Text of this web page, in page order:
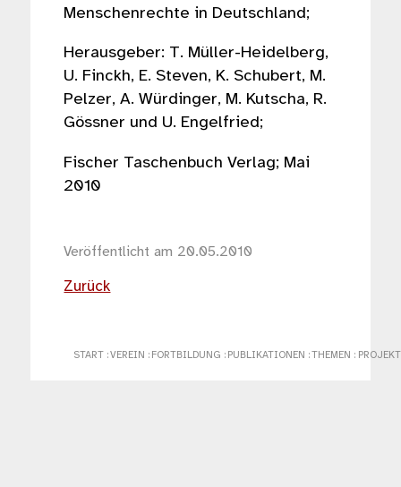
Menschenrechte in Deutschland;
Herausgeber: T. Müller-Heidelberg,
U. Finckh, E. Steven, K. Schubert, M.
Pelzer, A. Würdinger, M. Kutscha, R.
Gössner und U. Engelfried;
Fischer Taschenbuch Verlag; Mai
2010
Veröffentlicht am 20.05.2010
Zurück
START: VEREIN : FORTBILDUNG : PUBLIKATIONEN : THEMEN :